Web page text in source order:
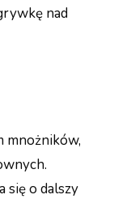
nad
mnożników,
się o dalszy